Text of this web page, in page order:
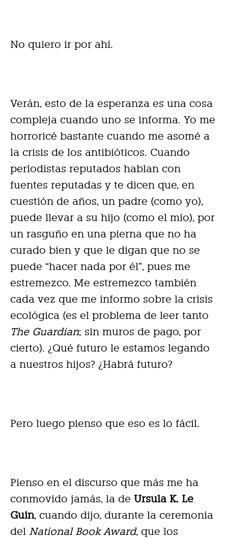
No quiero ir por ahí.
Verán, esto de la esperanza es una cosa
compleja cuando uno se informa. Yo me
horroricé bastante cuando me asomé a
la crisis de los antibióticos. Cuando
periodistas reputados hablan con
fuentes reputadas y te dicen que, en
cuestión de años, un padre (como yo),
puede llevar a su hijo (como el mío), por
un rasguño en una pierna que no ha
curado bien y que le digan que no se
puede “hacer nada por él”, pues me
estremezco. Me estremezco también
cada vez que me informo sobre la crisis
ecológica (es el problema de leer tanto
The Guardian; sin muros de pago, por
cierto). ¿Qué futuro le estamos legando
a nuestros hijos? ¿Habrá futuro?
Pero luego pienso que eso es lo fácil.
Pienso en el discurso que más me ha
conmovido jamás, la de Ursula K. Le
Guin, cuando dijo, durante la ceremonia
del National Book Award, que los